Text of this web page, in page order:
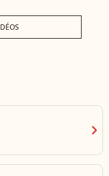
chevron_right